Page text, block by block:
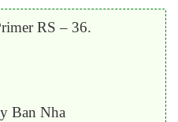
RS – 36.
Ban Nha